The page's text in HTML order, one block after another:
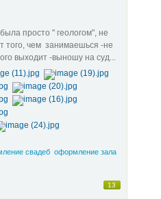
просто " геологом", не
того, чем занимаешься -не
выходит -выношу на суд...
свадеб оформление зала
13